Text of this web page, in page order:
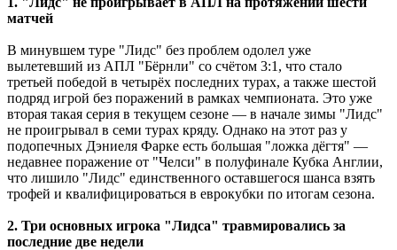
матчей
В минувшем туре "Лидс" без проблем одолел уже
вылетевший из АПЛ "Бёрнли" со счётом 3:1, что стало
третьей победой в четырёх последних турах, а также шестой
подряд игрой без поражений в рамках чемпионата. Это уже
вторая такая серия в текущем сезоне — в начале зимы "Лидс"
не проигрывал в семи турах кряду. Однако на этот раз у
подопечных Дэниеля Фарке есть большая "ложка дёгтя" —
недавнее поражение от "Челси" в полуфинале Кубка Англии,
что лишило "Лидс" единственного оставшегося шанса взять
трофей и квалифицироваться в еврокубки по итогам сезона.
2. Три основных игрока "Лидса" травмировались за
последние две недели